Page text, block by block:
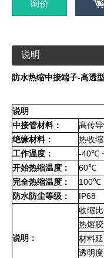
询价
说明
防水热缩中接端子-高透型
说明
中接管材料：
高传
绝缘材料：
热收
工作温度：
-40℃
开始热缩温度：
60℃
完全热缩温度：
100℃
防水防尘等级：
IP68
说明：
收缩
热熔
材料
透明